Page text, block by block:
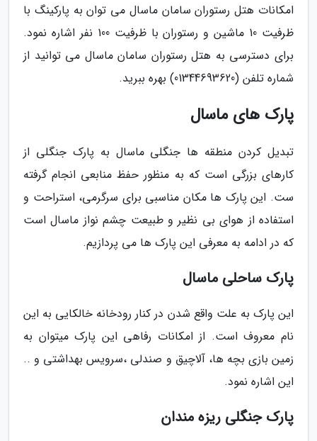
امکانات هتل رستوران سامان ماسال می توان به پارکینگ با
ظرفیت 10 ماشین و رستوران با ظرفیت 100 نفر اشاره نمود.
برای دسترسی به هتل رستوران سامان ماسال می توانید از
شماره تلفن (01344693620) بهره ببرید.
پارک های ماسال
تبدیل کردن منطقه ها جنگلی ماسال به پارک جنگلی از
کارهای بزرگی است که به منظور حفظ منابعی انجام گرفته
ست. این پارک ها مکان مناسبی برای سرگرمی، استراحت و
استفاده از هوای بی نظیر و طبیعت چشم نواز ماسال است
که در ادامه به معرفی این پارک ها می پردازیم.
پارک ساحلی ماسال
این پارک به علت واقع شدن در کنار رودخانه خالکایی به این
نام معروف است. از امکانات رفاهی این پارک میتوان به
زمین بازی بچه ها، آلاچیق و صندلی ،سرویس بهداشتی و ..
این اشاره نمود.
پارک جنگلی ریزه مندان